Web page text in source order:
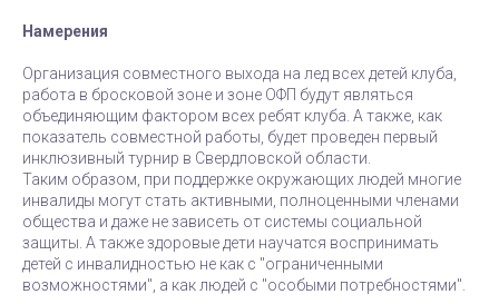
Намерения
Организация совместного выхода на лед всех детей клуба,
работа в бросковой зоне и зоне ОФП будут являться
объединяющим фактором всех ребят клуба. А также, как
показатель совместной работы, будет проведен первый
инклюзивный турнир в Свердловской области.
Таким образом, при поддержке окружающих людей многие
инвалиды могут стать активными, полноценными членами
общества и даже не зависеть от системы социальной
защиты. А также здоровые дети научатся воспринимать
детей с инвалидностью не как с "ограниченными
возможностями", а как людей с "особыми потребностями".